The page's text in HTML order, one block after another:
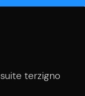
terzigno